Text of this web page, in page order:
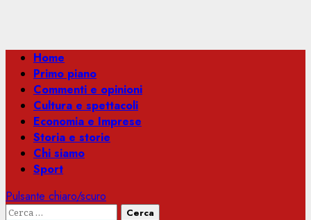
Menu
principale
Home
Primo piano
Commenti e opinioni
Cultura e spettacoli
Economia e Imprese
Storia e storie
Chi siamo
Sport
Pulsante chiaro/scuro
Ricerca